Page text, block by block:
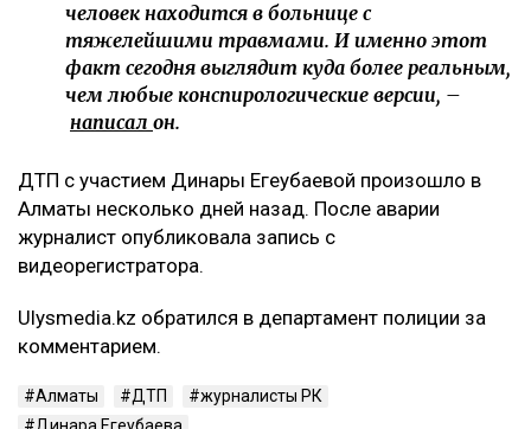
человек находится в больнице с
тяжелейшими травмами. И именно этот
факт сегодня выглядит куда более реальным,
чем любые конспирологические версии, –
написал он.
ДТП с участием Динары Егеубаевой произошло в
Алматы несколько дней назад. После аварии
журналист опубликовала запись с
видеорегистратора.
Ulysmedia.kz обратился в департамент полиции за
комментарием.
Алматы ДТП
журналисты РК